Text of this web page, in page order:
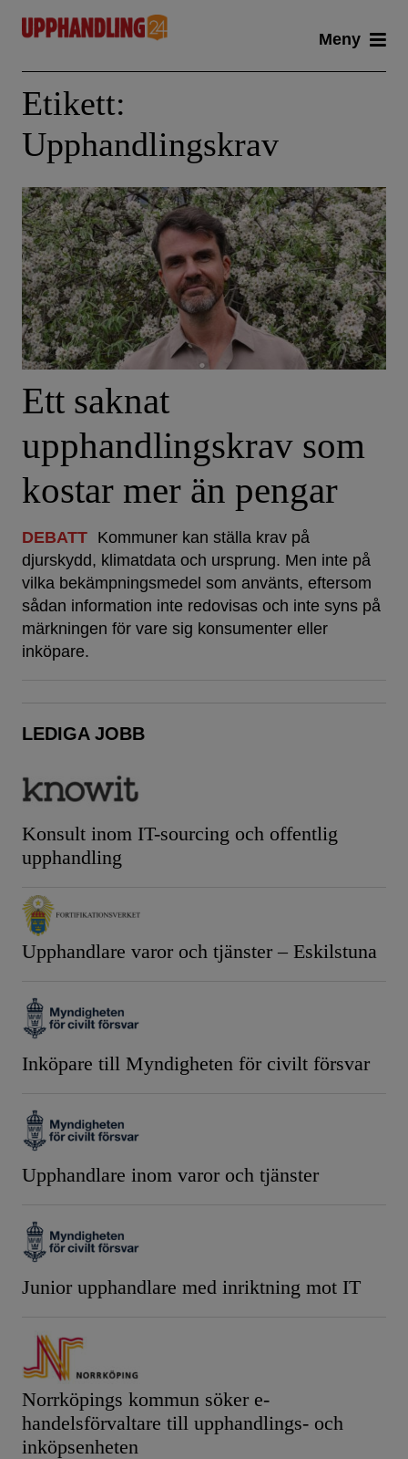
content
Meny
Etikett:
Upphandlingskrav
Ett saknat
upphandlingskrav som
kostar mer än pengar
DEBATT Kommuner kan ställa krav på
djurskydd, klimatdata och ursprung. Men inte på
vilka bekämpningsmedel som använts, eftersom
sådan information inte redovisas och inte syns på
märkningen för vare sig konsumenter eller
inköpare.
LEDIGA JOBB
Konsult inom IT-sourcing och offentlig
upphandling
Upphandlare varor och tjänster – Eskilstuna
Inköpare till Myndigheten för civilt försvar
Upphandlare inom varor och tjänster
Junior upphandlare med inriktning mot IT
Norrköpings kommun söker e-
handelsförvaltare till upphandlings- och
inköpsenheten